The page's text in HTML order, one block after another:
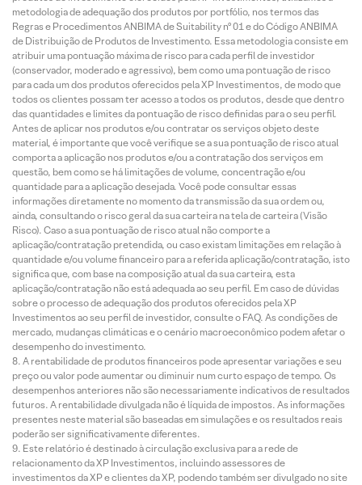
metodologia de adequação dos produtos por portfólio, nos termos das
Regras e Procedimentos ANBIMA de Suitability nº 01 e do Código ANBIMA
de Distribuição de Produtos de Investimento. Essa metodologia consiste em
atribuir uma pontuação máxima de risco para cada perfil de investidor
(conservador, moderado e agressivo), bem como uma pontuação de risco
para cada um dos produtos oferecidos pela XP Investimentos, de modo que
todos os clientes possam ter acesso a todos os produtos, desde que dentro
das quantidades e limites da pontuação de risco definidas para o seu perfil.
Antes de aplicar nos produtos e/ou contratar os serviços objeto deste
material, é importante que você verifique se a sua pontuação de risco atual
comporta a aplicação nos produtos e/ou a contratação dos serviços em
questão, bem como se há limitações de volume, concentração e/ou
quantidade para a aplicação desejada. Você pode consultar essas
informações diretamente no momento da transmissão da sua ordem ou,
ainda, consultando o risco geral da sua carteira na tela de carteira (Visão
Risco). Caso a sua pontuação de risco atual não comporte a
aplicação/contratação pretendida, ou caso existam limitações em relação à
quantidade e/ou volume financeiro para a referida aplicação/contratação, isto
significa que, com base na composição atual da sua carteira, esta
aplicação/contratação não está adequada ao seu perfil. Em caso de dúvidas
sobre o processo de adequação dos produtos oferecidos pela XP
Investimentos ao seu perfil de investidor, consulte o FAQ. As condições de
mercado, mudanças climáticas e o cenário macroeconômico podem afetar o
desempenho do investimento.
A rentabilidade de produtos financeiros pode apresentar variações e seu
preço ou valor pode aumentar ou diminuir num curto espaço de tempo. Os
desempenhos anteriores não são necessariamente indicativos de resultados
futuros. A rentabilidade divulgada não é líquida de impostos. As informações
presentes neste material são baseadas em simulações e os resultados reais
poderão ser significativamente diferentes.
Este relatório é destinado à circulação exclusiva para a rede de
relacionamento da XP Investimentos, incluindo assessores de
investimentos da XP e clientes da XP, podendo também ser divulgado no site